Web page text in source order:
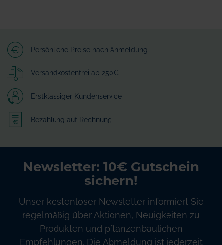
Persönliche Preise nach Anmeldung
Versandkostenfrei ab 250€
Erstklassiger Kundenservice
Bezahlung auf Rechnung
Newsletter: 10€ Gutschein
sichern!
Unser kostenloser Newsletter informiert Sie
regelmäßig über Aktionen, Neuigkeiten zu
Produkten und pflanzenbaulichen
Empfehlungen. Die Abmeldung ist jederzeit